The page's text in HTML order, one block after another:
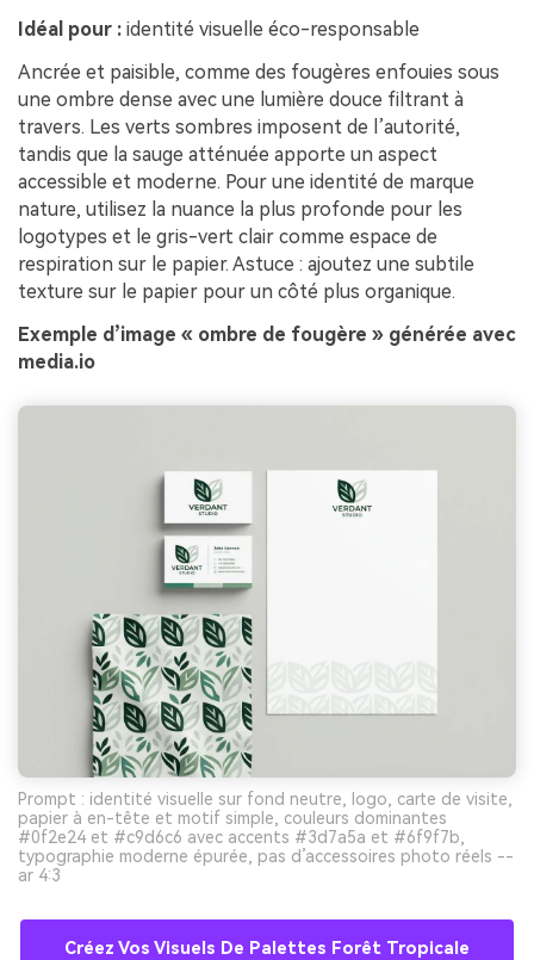
Idéal pour : identité visuelle éco-responsable
Ancrée et paisible, comme des fougères enfouies sous
une ombre dense avec une lumière douce filtrant à
travers. Les verts sombres imposent de l’autorité,
tandis que la sauge atténuée apporte un aspect
accessible et moderne. Pour une identité de marque
nature, utilisez la nuance la plus profonde pour les
logotypes et le gris-vert clair comme espace de
respiration sur le papier. Astuce : ajoutez une subtile
texture sur le papier pour un côté plus organique.
Exemple d’image « ombre de fougère » générée avec
media.io
Prompt : identité visuelle sur fond neutre, logo, carte de visite,
papier à en-tête et motif simple, couleurs dominantes
#0f2e24 et #c9d6c6 avec accents #3d7a5a et #6f9f7b,
typographie moderne épurée, pas d’accessoires photo réels --
ar 4:3
Créez Vos Visuels De Palettes Forêt Tropicale